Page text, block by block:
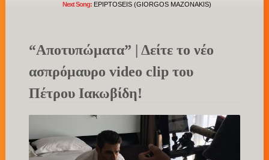
Next Song: EPIPTOSEIS (GIORGOS MAZONAKIS)
“Αποτυπώματα” | Δείτε το νέο
ασπρόμαυρο video clip του
Πέτρου Ιακωβίδη!